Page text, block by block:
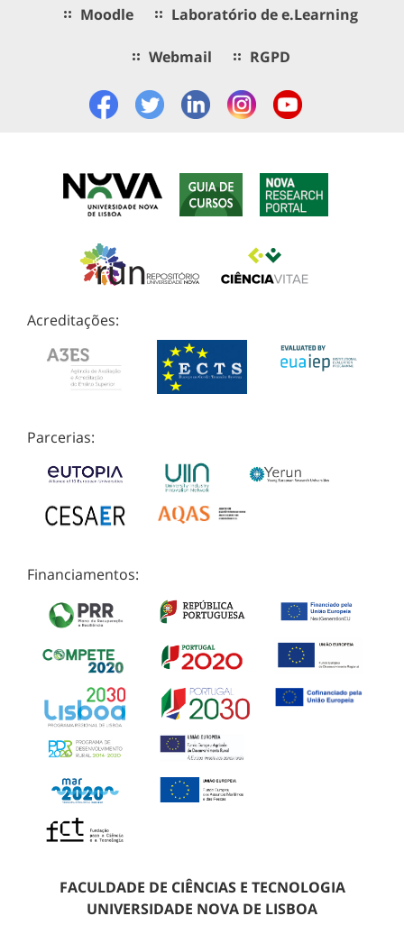
Moodle Laboratório de e.Learning
Webmail RGPD
Acreditações:
Parcerias:
Financiamentos:
FACULDADE DE CIÊNCIAS E TECNOLOGIA
UNIVERSIDADE NOVA DE LISBOA